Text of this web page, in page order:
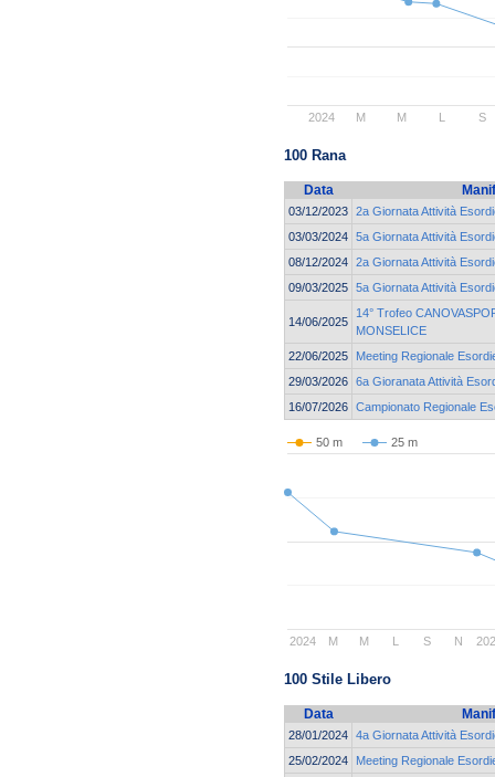
2024 M M L S
100 Rana
Data
03/12/2023 2a Giornata Attività
03/03/2024 5a Giornata Attività
08/12/2024 2a Giornata Attività
09/03/2025 5a Giornata Attività
14/06/2025
14° Trofeo
MONSELICE
22/06/2025
Meeting Regionale
29/03/2026 6a Gioranata Attività
16/07/2026 Campionato Regionale
50 m 25 m
2024 M M L S N
100 Stile Libero
Data
28/01/2024 4a Giornata Attività
25/02/2024
Meeting Regionale